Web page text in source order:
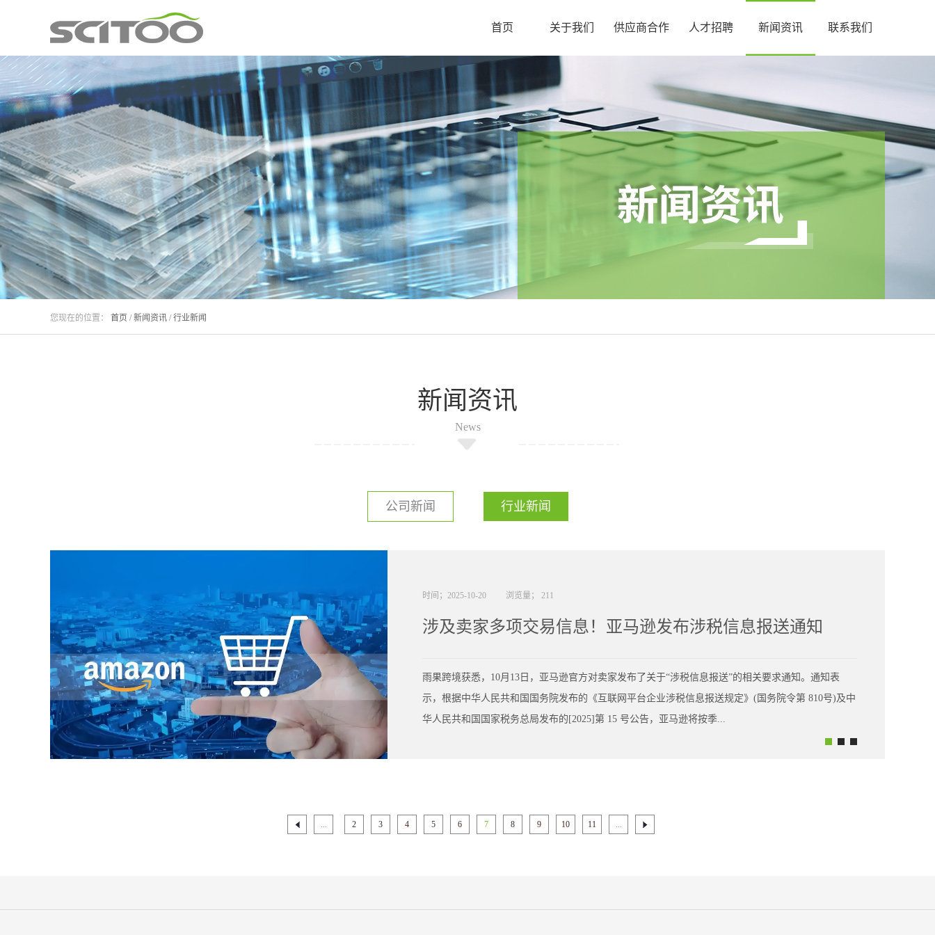
首页 关于我们 供应商合作 人才招聘 新闻资讯 联系我们
您现在的位置： 首页 /新闻资讯 / 行业新闻
新闻资讯
News
公司新闻 行业新闻
时间； 2025-10-20 浏览量； 211
涉及卖家多项交易信息！亚马逊发布涉税信息报送通知
雨果跨境获悉，10月13日，亚马逊官方对卖家发布了关于“涉税信息报送”的相关要求通知。通知表
示，根据中华人民共和国国务院发布的《互联网平台企业涉税信息报送规定》(国务院令第 810号)及中
华人民共和国国家税务总局发布的[2025]第 15 号公告，亚马逊将按季...
息、支付给平台的佣金和服务费等信息。需要注意的是，卖家无需采取任何操作，亚马逊将会向中国
势。然而，要实现这一目标，仍需解决海关备案流程简化、跨地区备案协调、核定征收认定标准与效
... 2 3 4 5 6 7 8 9 10 11 ...